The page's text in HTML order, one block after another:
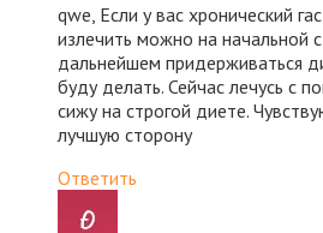
qwe, Если у вас хронический
излечить можно на начальной
дальнейшем придерживаться
буду делать. Сейчас лечусь с
сижу на строгой диете.
лучшую сторону
Ответить